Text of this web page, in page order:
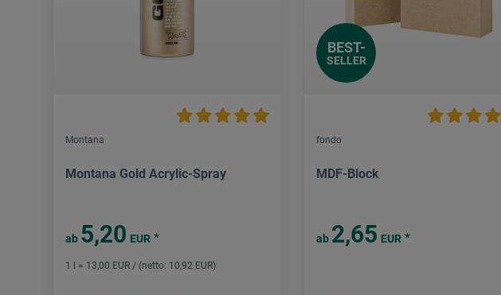
Montana
Montana Gold Acrylic-Spray
ab 5,20 EUR *
1 l = 13,00 EUR / (netto: 10,92 EUR)
BEST-
SELLER
fondo
MDF-Block
ab 2,65 EUR *